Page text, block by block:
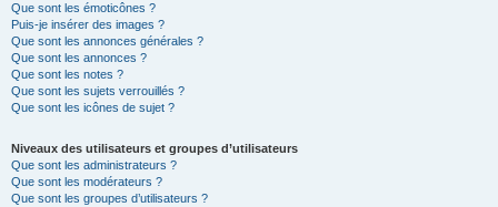
Que sont les émoticônes ?
Puis-je insérer des images ?
Que sont les annonces générales ?
Que sont les annonces ?
Que sont les notes ?
Que sont les sujets verrouillés ?
Que sont les icônes de sujet ?
Niveaux des utilisateurs et groupes d’utilisateurs
Que sont les administrateurs ?
Que sont les modérateurs ?
Que sont les groupes d’utilisateurs ?